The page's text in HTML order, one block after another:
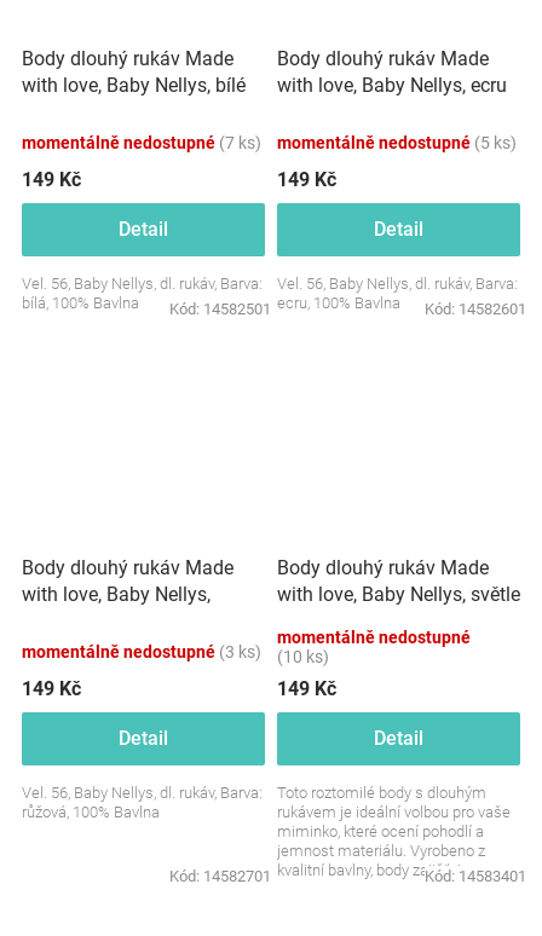
Body dlouhý rukáv Made
with love, Baby Nellys, bílé
momentálně nedostupné (7 ks)
149 Kč
Detail
Vel. 56, Baby Nellys, dl. rukáv, Barva:
bílá, 100% Bavlna
Kód: 14582501
Body dlouhý rukáv Made
with love, Baby Nellys, ecru
momentálně nedostupné (5 ks)
149 Kč
Detail
Vel. 56, Baby Nellys, dl. rukáv, Barva:
ecru, 100% Bavlna
Kód: 14582601
Body dlouhý rukáv Made
with love, Baby Nellys,
momentálně nedostupné (3 ks)
149 Kč
Detail
Vel. 56, Baby Nellys, dl. rukáv, Barva:
růžová, 100% Bavlna
Kód: 14582701
Body dlouhý rukáv Made
with love, Baby Nellys, světle
momentálně nedostupné
(10 ks)
149 Kč
Detail
Toto roztomilé body s dlouhým
rukávem je ideální volbou pro vaše
miminko, které ocení pohodlí a
jemnost materiálu. Vyrobeno z
kvalitní bavlny, body zajišťuje
Kód: 14583401